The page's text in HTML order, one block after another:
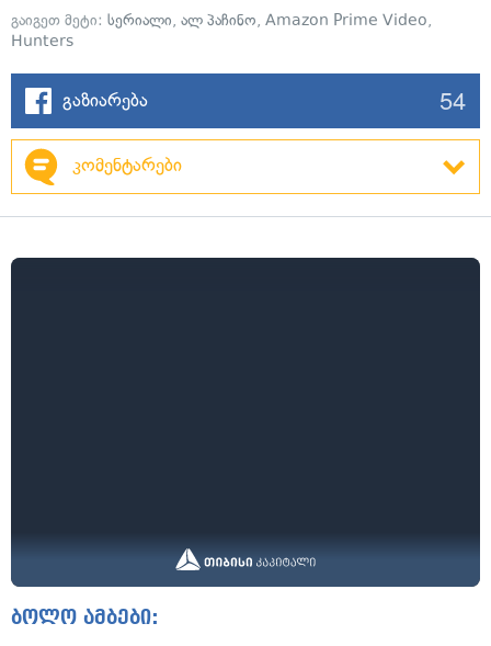
გაიგეთ მეტი: სერიალი, ალ პაჩინო, Amazon Prime Video,
Hunters
გაზიარება 54
კომენტარები
ბოლო ამბები: